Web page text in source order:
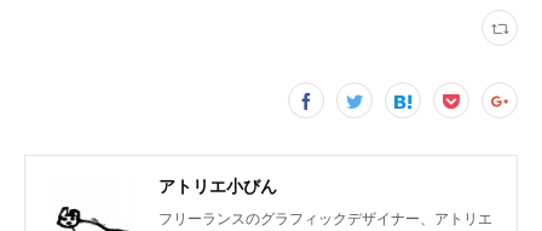
アトリエ小びん
フリーランスのグラフィックデザイナー、アトリエ